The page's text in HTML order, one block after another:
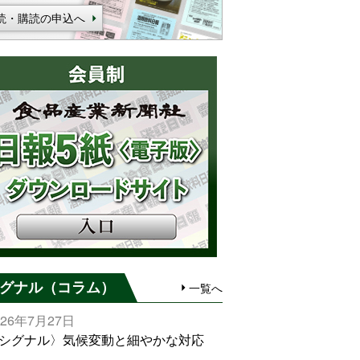
・購読の申込へ
ナル（コラム） 一覧へ
年7月27日
グナル〉気候変動と細やかな対応